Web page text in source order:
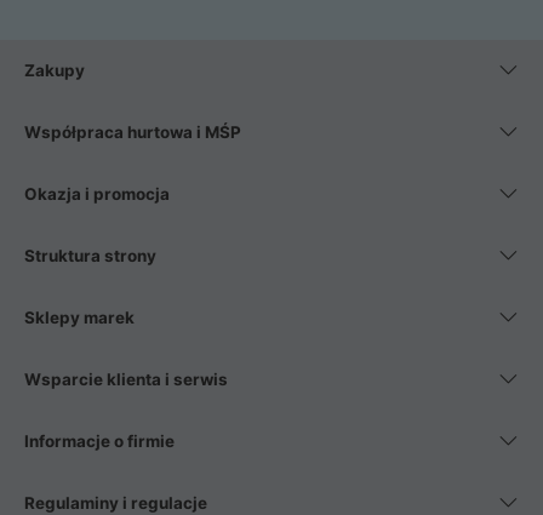
Zakupy
Współpraca hurtowa i MŚP
Okazja i promocja
Struktura strony
Sklepy marek
Wsparcie klienta i serwis
Informacje o firmie
Regulaminy i regulacje